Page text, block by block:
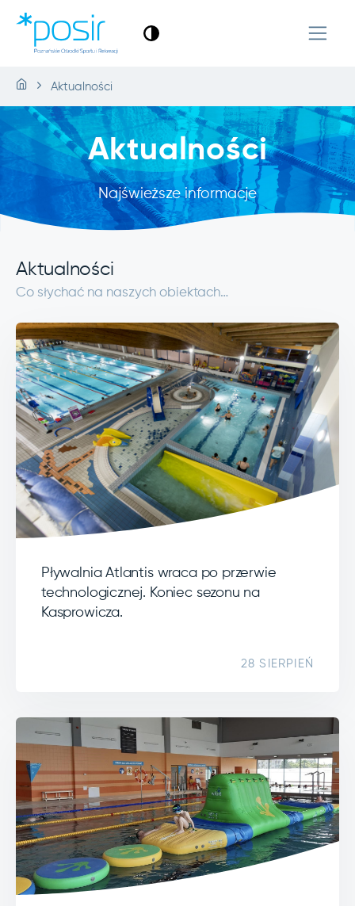
Aktualności
Aktualności
Najświeższe informacje
Aktualności
Co słychać na naszych obiektach…
Pływalnia Atlantis wraca po przerwie
technologicznej. Koniec sezonu na
Kasprowicza.
28 SIERPIEŃ